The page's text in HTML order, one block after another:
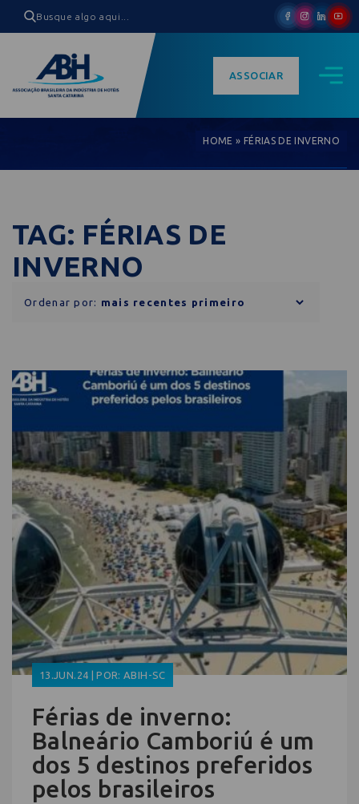
ASSOCIAR
HOME » FÉRIAS DE INVERNO
TAG: FÉRIAS DE
INVERNO
Ordenar por:
13.JUN.24 | POR: ABIH-SC
Férias de inverno:
Balneário Camboriú é um
dos 5 destinos preferidos
pelos brasileiros